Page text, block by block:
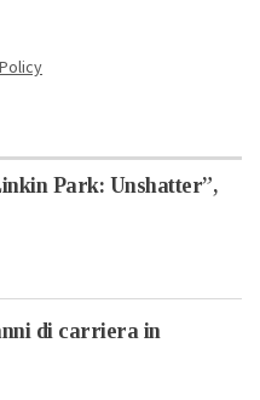
Park: Unshatter”,
di carriera in